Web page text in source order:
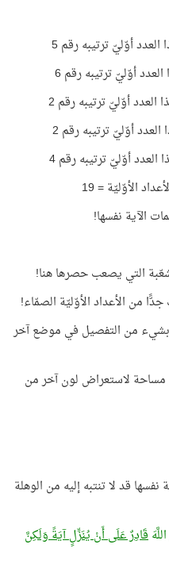
الأوّليّة = 19
الآية نفسها!
التي يصعب حصرها هنا!
من الأعداد الأوّليّة الصمّاء!
بشيء من التفصيل في موضع آخر
مساحة لاستعراض لون آخر من
قد لا تنتبه إليه من الوهلة
اللَّهَقَادِرٌ عَلَى أَنْ يُنَزِّلٍ آيَةً وَلَكِنَّ